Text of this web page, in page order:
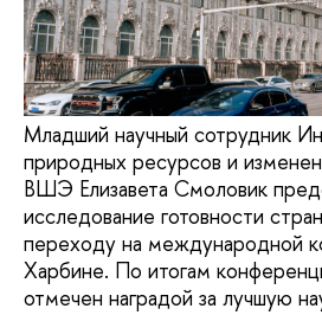
Младший научный сотрудник
природных ресурсов и
ВШЭ Елизавета Смоловик
исследование готовности
переходу на международной
Харбине. По итогам
отмечен наградой за лучшую